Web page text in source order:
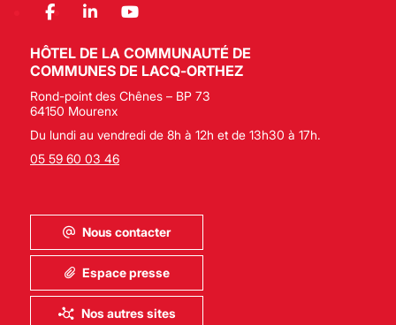
HÔTEL DE LA COMMUNAUTÉ DE
COMMUNES DE LACQ-ORTHEZ
Rond-point des Chênes – BP 73
64150 Mourenx
Du lundi au vendredi de 8h à 12h et de 13h30 à 17h.
05 59 60 03 46
Nous contacter
Espace presse
Nos autres sites